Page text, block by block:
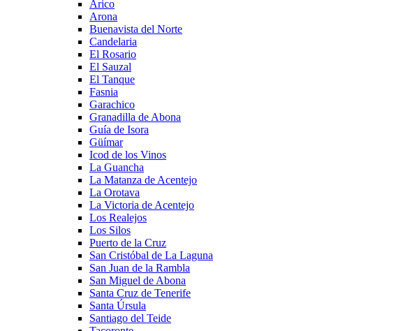
Arico
Arona
Buenavista del Norte
Candelaria
El Rosario
El Sauzal
El Tanque
Fasnia
Garachico
Granadilla de Abona
Guía de Isora
Güímar
Icod de los Vinos
La Guancha
La Matanza de Acentejo
La Orotava
La Victoria de Acentejo
Los Realejos
Los Silos
Puerto de la Cruz
San Cristóbal de La Laguna
San Juan de la Rambla
San Miguel de Abona
Santa Cruz de Tenerife
Santa Úrsula
Santiago del Teide